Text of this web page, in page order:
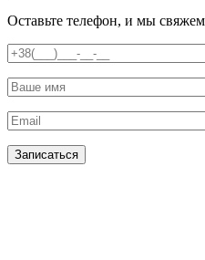
Оставьте телефон, и мы